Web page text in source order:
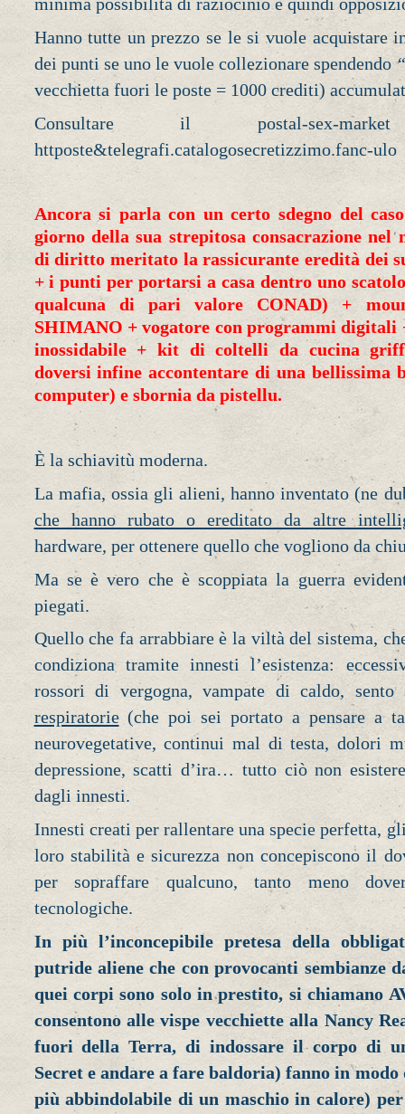
Hanno tutte un prezzo se le si vuole acquistare
dei punti se uno le vuole collezionare spendendo
vecchietta fuori le poste = 1000 crediti)
Consultare il postal-sex-
httposte&telegrafi.catalogosecretizzimo.fanc-ulo
Ancora si parla con un certo sdegno del
giorno della sua strepitosa consacrazione nel
di diritto meritato la rassicurante eredità dei
+ i punti per portarsi a casa dentro uno
qualcuna di pari valore CONAD) +
SHIMANO + vogatore con programmi digitali
inossidabile + kit di coltelli da cucina
doversi infine accontentare di una bellissima
computer) e sbornia da pistellu.
È la schiavitù moderna.
La mafia, ossia gli alieni, hanno inventato (ne
che hanno rubato o ereditato da altre
hardware, per ottenere quello che vogliono da
Ma se è vero che è scoppiata la guerra
piegati.
Quello che fa arrabbiare è la viltà del sistema,
condiziona tramite innesti l’esistenza:
rossori di vergogna, vampate di caldo,
respiratorie(che poi sei portato a pensare a
neurovegetative, continui mal di testa, dolori
depressione, scatti d’ira… tutto ciò non
dagli innesti.
Innesti creati per rallentare una specie perfetta,
loro stabilità e sicurezza non concepiscono il
per sopraffare qualcuno, tanto meno
tecnologiche.
In più l’inconcepibile pretesa della
putride aliene che con provocanti sembianze
quei corpi sono solo in prestito, si chiamano
consentono alle vispe vecchiette alla Nancy
fuori della Terra, di indossare il corpo di
Secret e andare a fare baldoria) fanno in
più abbindolabile di un maschio in calore)